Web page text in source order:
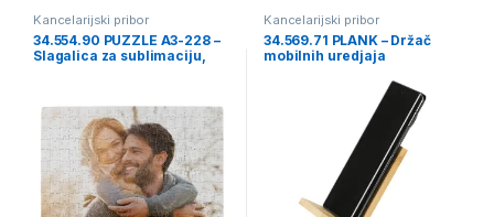
Kancelarijski pribor
34.554.90 PUZZLE A3-228 –
Slagalica za sublimaciju,
Kancelarijski pribor
34.569.71 PLANK – Držač
mobilnih uredjaja